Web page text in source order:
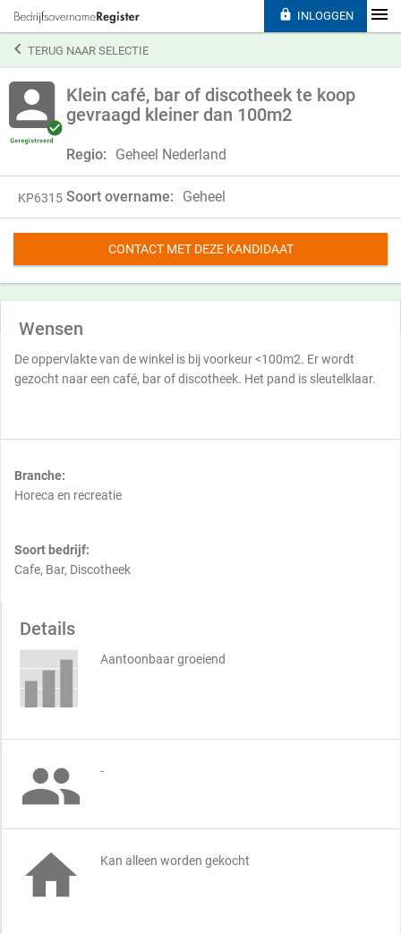
TERUG NAAR SELECTIE
Klein café, bar of discotheek te koop
gevraagd kleiner dan 100m2
Regio: Geheel Nederland
KP6315 Soort overname: Geheel
CONTACT MET DEZE KANDIDAAT
Wensen
De oppervlakte van de winkel is bij voorkeur <100m2. Er wordt
gezocht naar een café, bar of discotheek. Het pand is sleutelklaar.
Branche:
Horeca en recreatie
Soort bedrijf:
Cafe, Bar, Discotheek
Details
Aantoonbaar groeiend
 -
 Kan alleen worden gekocht
 INLOGGEN